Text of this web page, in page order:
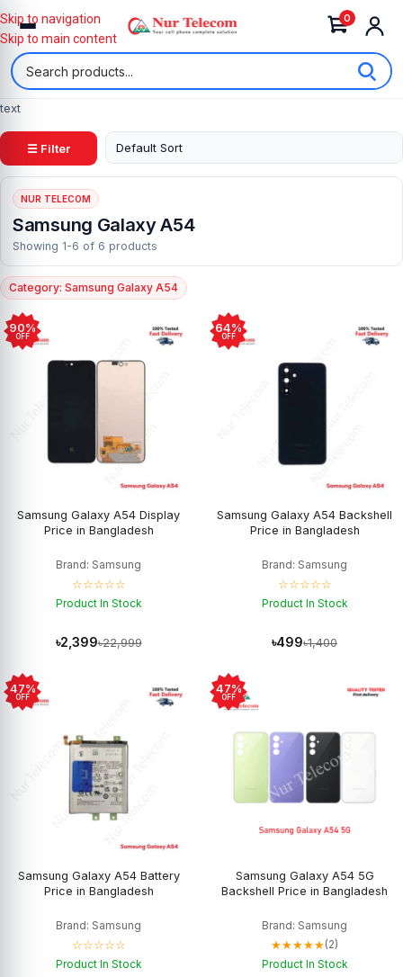
0
Skip to navigation
Skip to main content
text
☰ Filter
NUR TELECOM
Samsung Galaxy A54
Showing 1-6 of 6 products
Category: Samsung Galaxy A54
90%
OFF
Samsung Galaxy A54 Display
Price in Bangladesh
Brand: Samsung
☆☆☆☆☆
Product In Stock
৳2,399৳22,999
64%
OFF
Samsung Galaxy A54 Backshell
Price in Bangladesh
Brand: Samsung
☆☆☆☆☆
Product In Stock
৳499৳1,400
47%
OFF
Samsung Galaxy A54 Battery
Price in Bangladesh
Brand: Samsung
☆☆☆☆☆
Product In Stock
47%
OFF
Samsung Galaxy A54 5G
Backshell Price in Bangladesh
Brand: Samsung
★★★★★(2)
Product In Stock